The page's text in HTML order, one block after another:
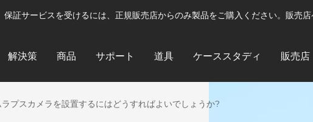
保証サービスを受けるには、正規販売店からのみ製品をご購入ください。販売店
解決策 商品 サポート 道具 ケーススタディ 販売店
プスカメラを設置するにはどうすればよいでしょうか?